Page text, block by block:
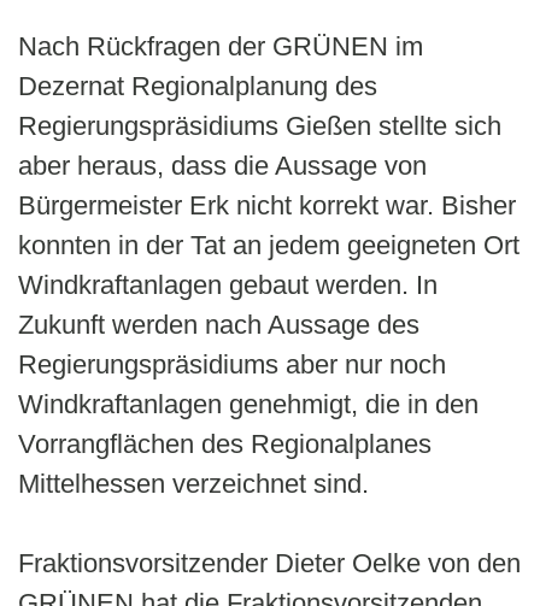
Nach Rückfragen der GRÜNEN im
Dezernat Regionalplanung des
Regierungspräsidiums Gießen stellte sich
aber heraus, dass die Aussage von
Bürgermeister Erk nicht korrekt war. Bisher
konnten in der Tat an jedem geeigneten Ort
Windkraftanlagen gebaut werden. In
Zukunft werden nach Aussage des
Regierungspräsidiums aber nur noch
Windkraftanlagen genehmigt, die in den
Vorrangflächen des Regionalplanes
Mittelhessen verzeichnet sind.
Fraktionsvorsitzender Dieter Oelke von den